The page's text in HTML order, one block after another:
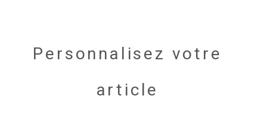
Personnalisez votre
article